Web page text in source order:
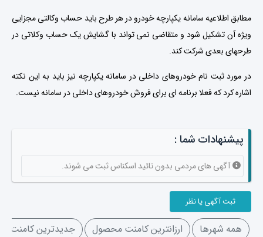
مطابق اطلاعیه سامانه یکپارچه خودرو در هر طرح باید حساب وکالتی مجزایی
ویژه آن تشکیل شود و متقاضی نمی تواند با گشایش یک حساب وکلاتی در
طرحهای بعدی شرکت کند.
در مورد ثبت نام خودروهای داخلی در سامانه یکپارچه نیز باید به این نکته
اشاره کرد که فعلا برنامه ای برای فروش خودروهای داخلی در سامانه نیست.
پیشنهادات شما :
آگهی های مردمی بدون تائید اسکناس ثبت می شوند.
ثبت آگهی یا نظر
همه شهرها ارزانترین کامنت محصول جدیدترین کامنت